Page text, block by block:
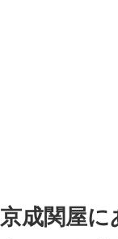
京成関屋